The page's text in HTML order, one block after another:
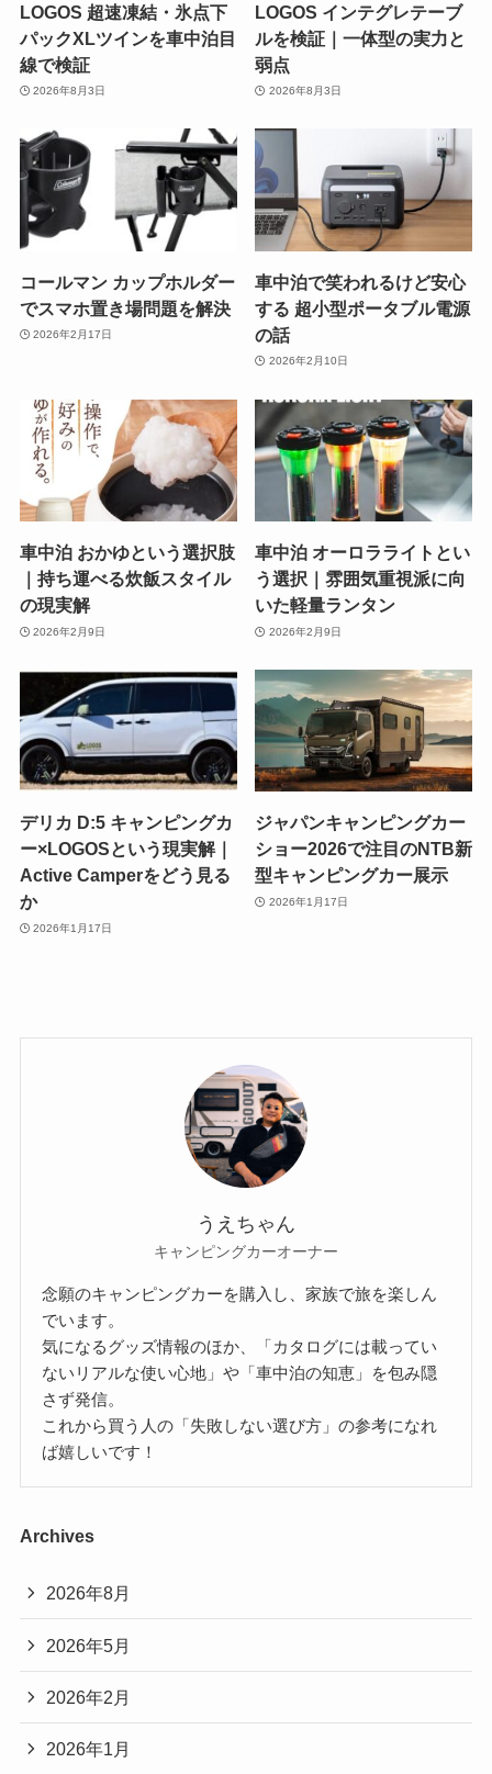
LOGOS 超速凍結・氷点下
パックXLツインを車中泊目
線で検証
2026年8月3日
LOGOS インテグレテーブ
ルを検証｜一体型の実力と
弱点
2026年8月3日
コールマン カップホルダー
でスマホ置き場問題を解決
2026年2月17日
車中泊で笑われるけど安心
する 超小型ポータブル電源
の話
2026年2月10日
車中泊 おかゆという選択肢
｜持ち運べる炊飯スタイル
の現実解
2026年2月9日
車中泊 オーロラライトとい
う選択｜雰囲気重視派に向
いた軽量ランタン
2026年2月9日
デリカ D:5 キャンピングカ
ー×LOGOSという現実解｜
Active Camperをどう見る
か
2026年1月17日
ジャパンキャンピングカー
ショー2026で注目のNTB新
型キャンピングカー展示
2026年1月17日
うえちゃん
キャンピングカーオーナー
念願のキャンピングカーを購入し、家族で旅を楽しん
でいます。
気になるグッズ情報のほか、「カタログには載ってい
ないリアルな使い心地」や「車中泊の知恵」を包み隠
さず発信。
これから買う人の「失敗しない選び方」の参考になれ
ば嬉しいです！
Archives
2026年8月
2026年5月
2026年2月
2026年1月